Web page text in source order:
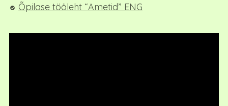
Õpilase tööleht “Ametid” ENG